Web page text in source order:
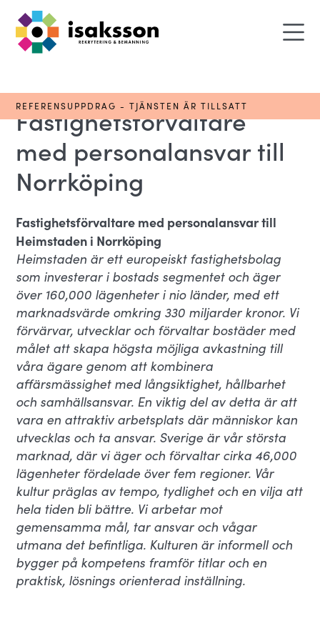
REFERENSUPPDRAG - TJÄNSTEN ÄR TILLSATT
Fastighetsförvaltare
med personalansvar till
Norrköping
Fastighetsförvaltare med personalansvar till
Heimstaden i Norrköping
Heimstaden är ett europeiskt fastighetsbolag
som investerar i bostads segmentet och äger
över 160,000 lägenheter i nio länder, med ett
marknadsvärde omkring 330 miljarder kronor. Vi
förvärvar, utvecklar och förvaltar bostäder med
målet att skapa högsta möjliga avkastning till
våra ägare genom att kombinera
affärsmässighet med långsiktighet, hållbarhet
och samhällsansvar. En viktig del av detta är att
vara en attraktiv arbetsplats där människor kan
utvecklas och ta ansvar. Sverige är vår största
marknad, där vi äger och förvaltar cirka 46,000
lägenheter fördelade över fem regioner. Vår
kultur präglas av tempo, tydlighet och en vilja att
hela tiden bli bättre. Vi arbetar mot
gemensamma mål, tar ansvar och vågar
utmana det befintliga. Kulturen är informell och
bygger på kompetens framför titlar och en
praktisk, lösnings orienterad inställning.